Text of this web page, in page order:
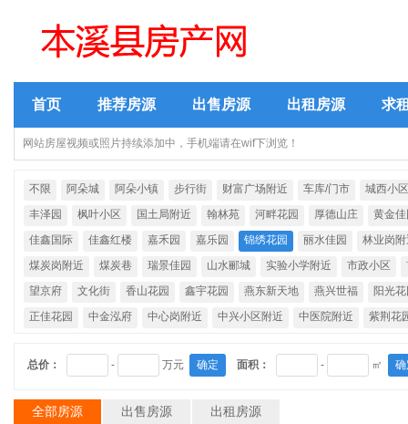
首页 推荐房源 出售房源 出租房源 求
网站房屋视频或照片持续添加中，手机端请在wif下浏览！
不限 阿朵城 阿朵小镇 步行街 财富广场附近 车库/门市
城西小区
丰泽园
枫叶小区 国土局附近 翰林苑 河畔花园 厚德山庄
黄金
佳鑫国际
佳鑫红楼 嘉禾园 嘉乐园 锦绣花园 丽水佳园
林业岗
煤炭岗附近
煤炭巷 瑞景佳园 山水郦城 实验小学附近 市政小区
望京府
文化街 香山花园 鑫宇花园 燕东新天地 燕兴世福
阳光
正佳花园
中金泓府 中心岗附近 中兴小区附近 中医院附近 紫荆花
总价： - 万元 确定 面积： - ㎡
全部房源 出售房源 出租房源